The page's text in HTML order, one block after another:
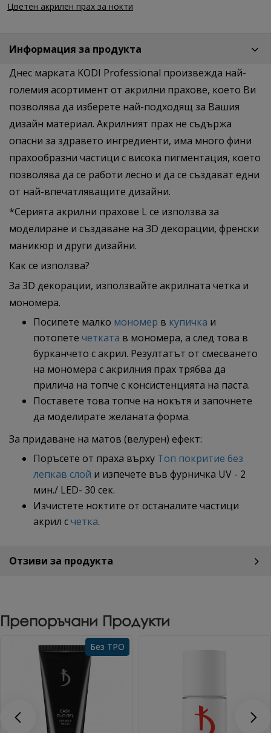
Цветен акрилен прах за нокти
Информация за продукта
Днес марката KODI Professional произвежда най-
големия асортимент от акрилни прахове, което Ви
позволява да изберете най-подходящ за Вашия
дизайн материал. Акрилният прах не съдържа
опасни за здравето ингредиенти, има много фини
прахообразни частици с висока пигментация, което
позволява да се работи лесно и да се създават едни
от най-впечатляващите дизайни.
*Серията акрилни прахове L се използва за
моделиране и създаване на 3D декорации, френски
маникюр и други дизайни.
Как се използва?
За 3D декорации, използвайте акрилната четка и
мономера.
Посипете малко мономер в купичка и
потопете четката в мономера, а след това в
бурканчето с акрил. Резултатът от смесването
на мономера с акрилния прах трябва да
прилича на топче с консистенцията на паста.
Поставете това топче на нокътя и започнете
да моделирате желаната форма.
За придаване на матов (велурен) ефект:
Поръсете от праха върху Топ покритие без
лепкав слой и изпечете във фурничка UV - 2
мин./ LED- 30 сек.
Изчистете ноктите от останалите частици
акрил счетка.
Отзиви за продукта
Препоръчани Продукти
Без TPO